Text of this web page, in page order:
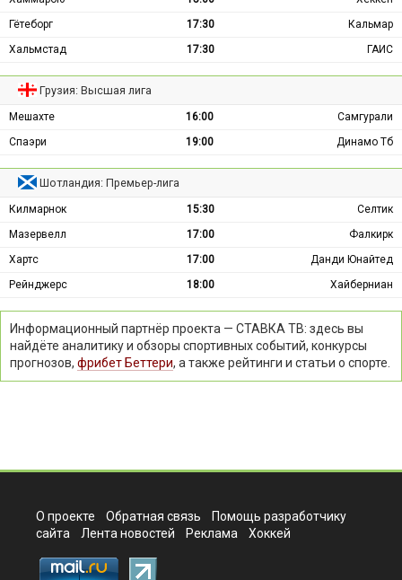
Гётеборг
17:30
Кальмар
Хальмстад
17:30 ГАИС
Грузия: Высшая лига
Мешахте 16:00
Самгурали
Спаэри
19:00 Динамо Тб
Шотландия: Премьер-лига
Килмарнок 15:30
Селтик
Мазервелл
17:00
Фалкирк
Хартс
17:00
Данди Юнайтед
Рейнджерс
18:00 Хайберниан
Информационный партнёр проекта — СТАВКА ТВ: здесь вы
найдёте аналитику и обзоры спортивных событий, конкурсы
прогнозов, фрибет Беттери, а также рейтинги и статьи о спорте.
О проекте Обратная связь
Помощь разработчику
сайта
Лента новостей Реклама Хоккей